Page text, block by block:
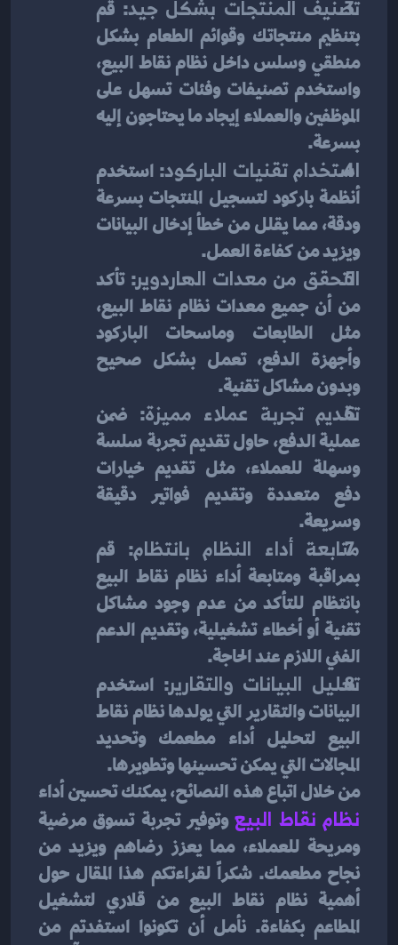
تصنيف المنتجات بشكل جيد
الموظفين والعملاء إيجاد ما يحتاجون إليه
بسرعة.
استخدام تقنيات الباركود
أنظمة باركود لتسجيل المنتجات بسرعة
ويزيد من كفاءة العمل.
التحقق من معدات الهاردوير : تأكد
مثل الطابعات وماسحات الباركود
وبدون مشاكل تقنية.
تقديم تجربة عملاء مميزة
عملية الدفع، حاول تقديم تجربة سلسة
دفع متعددة وتقديم فواتير دقيقة
وسريعة.
متابعة أداء النظام بانتظام
بمراقبة ومتابعة أداء نظام نقاط البيع
الفني اللازم عند الحاجة.
تحليل البيانات والتقارير
البيانات والتقارير التي يولدها نظام نقاط
البيع لتحليل أداء مطعمك وتحديد
المجالات التي يمكن تحسينها وتطويرها.
من خلال اتباع هذه النصائح، يمكنك تحسين أداء
نظام نقاط البيع